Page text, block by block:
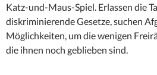
Katz-und-Maus-Spiel. Erlassen die
diskriminierende Gesetze, suchen
Möglichkeiten, um die wenigen
die ihnen noch geblieben sind.